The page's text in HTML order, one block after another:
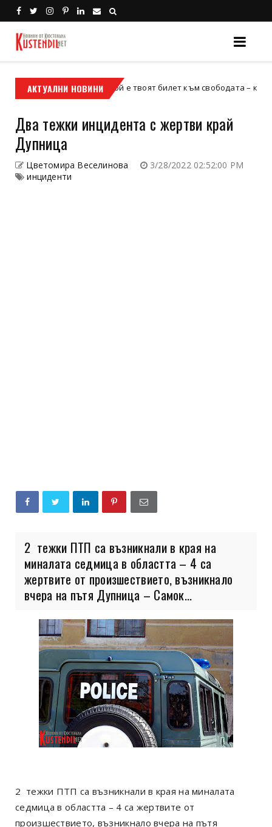
АКТУАЛНИ НОВИНИ
кросов мотор Кой е твоят билет към свободата – кросовият
Два тежки инцидента с жертви край
Дупница
Цветомира Веселинова
3/28/2022 02:52:00 PM
инциденти
2 тежки ПТП са възникнали в края на
миналата седмица в областта – 4 са
жертвите от произшествието, възникнало
вчера на пътя Дупница – Самок...
2 тежки ПТП са възникнали в края на миналата
седмица в областта – 4 са жертвите от
произшествието, възникнало вчера на пътя